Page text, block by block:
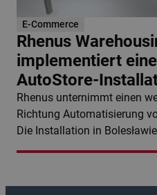
E-Commerce
Rhenus
implementiert
AutoStore-
Rhenus unternimmt einen
Richtung Automatisierung
Die Installation in